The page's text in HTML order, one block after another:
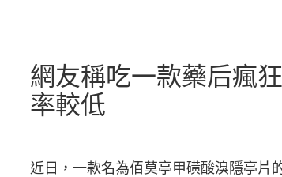
網友稱吃一款藥后瘋
率較低
近日，一款名為佰莫亭甲磺酸溴隱亭片